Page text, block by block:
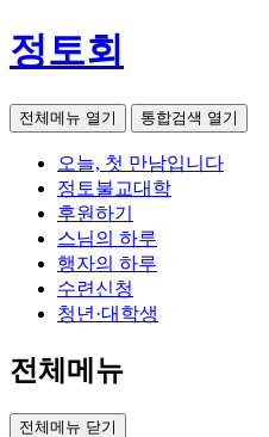
정토회
전체메뉴 열기 통합검색 열기
오늘, 첫 만남입니다
정토불교대학
후원하기
스님의 하루
행자의 하루
수련신청
청년·대학생
전체메뉴
전체메뉴 닫기